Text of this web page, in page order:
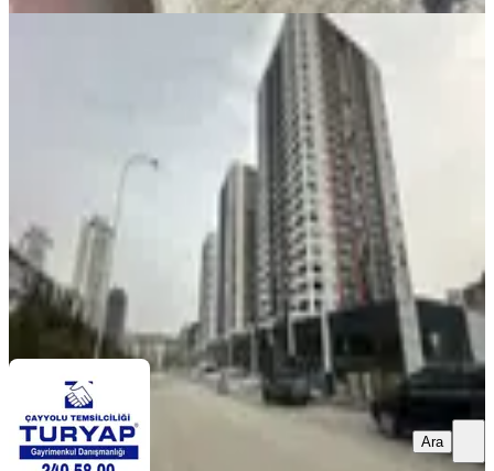
Skyline Tower'da Yüksek Getirili
Dükkan (natavega Yanı)
Mamak, Akşemsettin Mahallesi
Düz Giriş (Zemin) ·
24.000.000 ₺
Turyap Çayyolu Temsilciliği Furkan TENGİLİMOĞLU
Ara